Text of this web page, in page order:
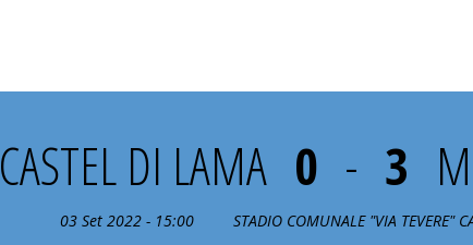
CASTEL DI LAMA 0 - 3
03 Set 2022 - 15:00 STADIO COMUNALE "VIA TEVERE"